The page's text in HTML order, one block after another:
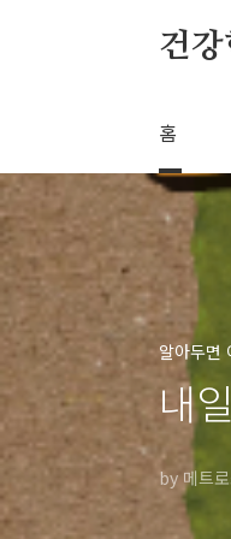
건강
홈
알아두면
내
by 메트